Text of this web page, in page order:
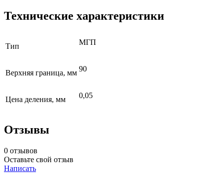
Технические характеристики
Тип МГП
Верхняя граница, мм 90
Цена деления, мм 0,05
Отзывы
0 отзывов
Оставьте свой отзыв
Написать